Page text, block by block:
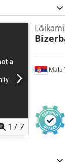
1 /7
Mala